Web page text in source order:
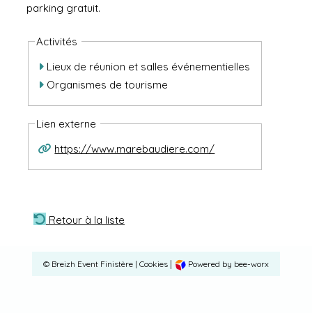
parking gratuit.
Activités
Lieux de réunion et salles événementielles
Organismes de tourisme
Lien externe
https://www.marebaudiere.com/
Retour à la liste
© Breizh Event Finistère | Cookies | Powered by bee-worx